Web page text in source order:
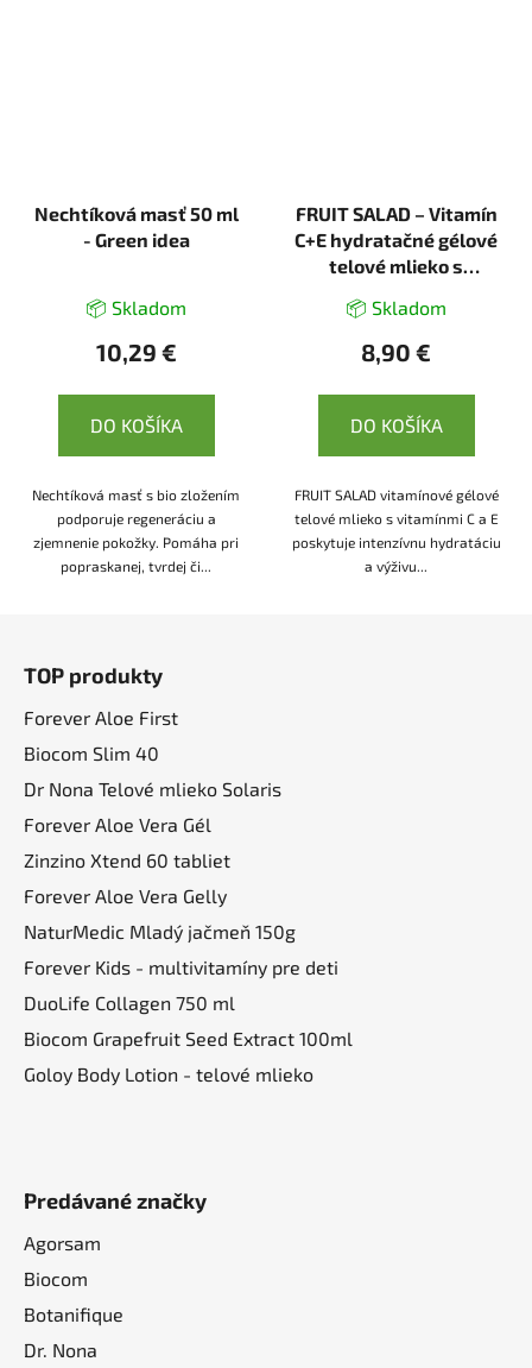
Nechtíková masť 50 ml
- Green idea
📦 Skladom
10,29 €
DO KOŠÍKA
Nechtíková masť s bio zložením
podporuje regeneráciu a
zjemnenie pokožky. Pomáha pri
popraskanej, tvrdej či...
FRUIT SALAD – Vitamín
C+E hydratačné gélové
telové mlieko s
NATURE OF AGIVA
📦 Skladom
8,90 €
DO KOŠÍKA
FRUIT SALAD vitamínové gélové
telové mlieko s vitamínmi C a E
poskytuje intenzívnu hydratáciu
a výživu...
TOP produkty
Forever Aloe First
Biocom Slim 40
Dr Nona Telové mlieko Solaris
Forever Aloe Vera Gél
Zinzino Xtend 60 tabliet
Forever Aloe Vera Gelly
NaturMedic Mladý jačmeň 150g
Forever Kids - multivitamíny pre deti
DuoLife Collagen 750 ml
Biocom Grapefruit Seed Extract 100ml
Goloy Body Lotion - telové mlieko
Predávané značky
Agorsam
Biocom
Botanifique
Dr. Nona